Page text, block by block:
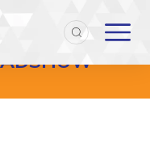
Flash” Roadshow"